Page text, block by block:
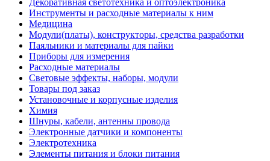
Инструменты и расходные материалы к ним
Медицина
Модули(платы), конструкторы, средства разработки
Паяльники и материалы для пайки
Приборы для измерения
Расходные материалы
Световые эффекты, наборы, модули
Товары под заказ
Установочные и корпусные изделия
Химия
Шнуры, кабели, антенны провода
Электронные датчики и компоненты
Электротехника
Элементы питания и блоки питания